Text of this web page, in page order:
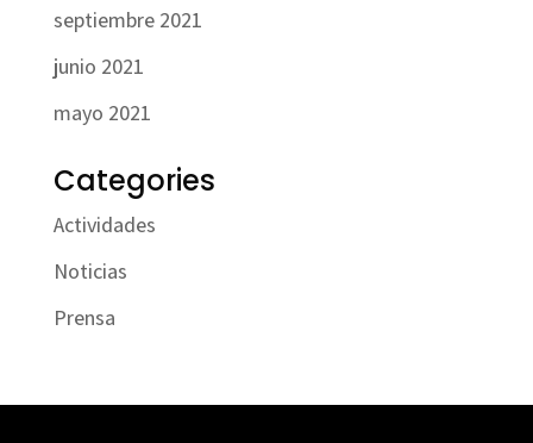
septiembre 2021
junio 2021
mayo 2021
Categories
Actividades
Noticias
Prensa